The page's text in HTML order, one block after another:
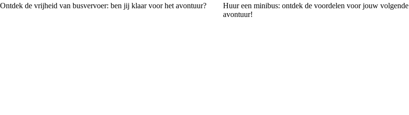
Ontdek de vrijheid van busvervoer: ben jij klaar voor het avontuur?
Huur een minibus: ontdek de voordelen voor jouw volgende
avontuur!